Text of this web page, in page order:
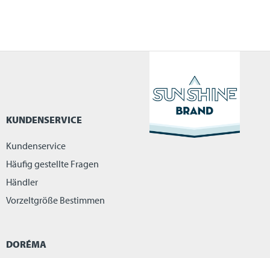
KUNDENSERVICE
Kundenservice
Häufig gestellte Fragen
Händler
Vorzeltgröße Bestimmen
DORÉMA